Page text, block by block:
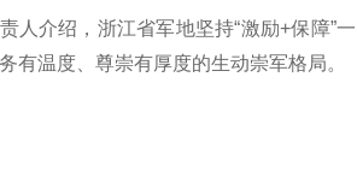
人介绍，浙江省军地坚持“激励+保障”一
有温度、尊崇有厚度的生动崇军格局。